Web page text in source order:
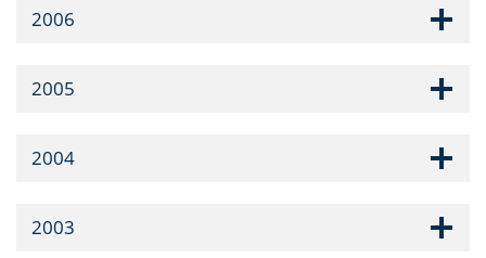
2006
2005
2004
2003